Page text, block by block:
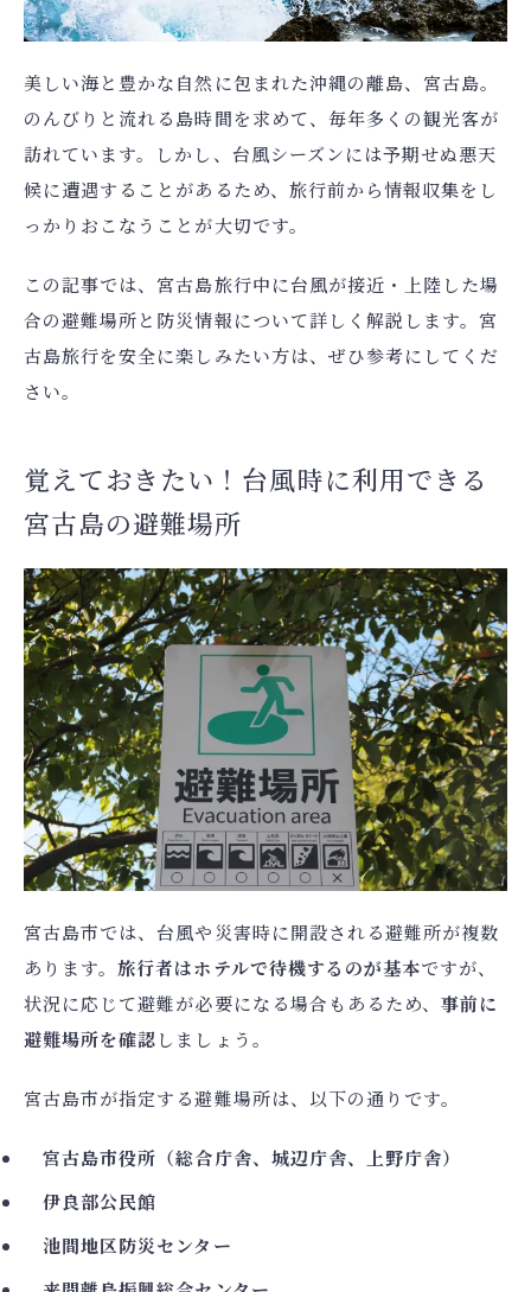
美しい海と豊かな自然に包まれた沖縄の離島、宮古島。
のんびりと流れる島時間を求めて、毎年多くの観光客が
訪れています。しかし、台風シーズンには予期せぬ悪天
候に遭遇することがあるため、旅行前から情報収集をし
っかりおこなうことが大切です。
この記事では、宮古島旅行中に台風が接近・上陸した場
合の避難場所と防災情報について詳しく解説します。宮
古島旅行を安全に楽しみたい方は、ぜひ参考にしてくだ
さい。
覚えておきたい！台風時に利用できる
宮古島の避難場所
宮古島市では、台風や災害時に開設される避難所が複数
あります。旅行者はホテルで待機するのが基本ですが、
状況に応じて避難が必要になる場合もあるため、事前に
避難場所を確認しましょう。
宮古島市が指定する避難場所は、以下の通りです。
宮古島市役所（総合庁舎、城辺庁舎、上野庁舎）
伊良部公民館
池間地区防災センター
検索する
予約確認・キャンセル
航空券付きプランの利用方法は
こちら